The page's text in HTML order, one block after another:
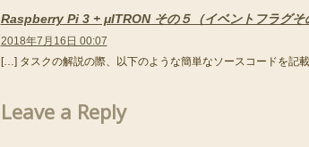
Raspberry Pi 3 + μITRON その５（イベントフラグそ
2018年7月16日 00:07
[…] タスクの解説の際、以下のような簡単なソースコードを記
Leave a Reply